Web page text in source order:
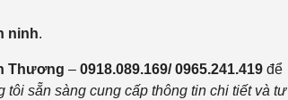
ninh.
Thương–0918.089.169/ 0965.241.419 để
tôi sẵn sàng cung cấp thông tin chi tiết và tư